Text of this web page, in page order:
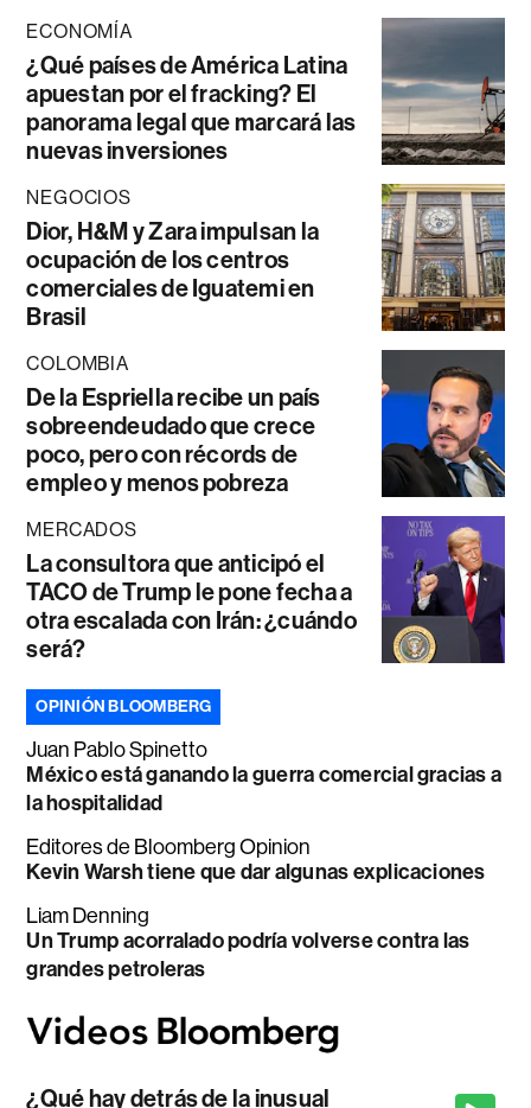
ECONOMÍA
¿Qué países de América Latina
apuestan por el fracking? El
panorama legal que marcará las
nuevas inversiones
NEGOCIOS
Dior, H&M y Zara impulsan la
ocupación de los centros
comerciales de Iguatemi en
Brasil
COLOMBIA
De la Espriella recibe un país
sobreendeudado que crece
poco, pero con récords de
empleo y menos pobreza
MERCADOS
La consultora que anticipó el
TACO de Trump le pone fecha a
otra escalada con Irán: ¿cuándo
será?
OPINIÓN BLOOMBERG
Juan Pablo Spinetto
México está ganando la guerra comercial gracias a
la hospitalidad
Editores de Bloomberg Opinion
Kevin Warsh tiene que dar algunas explicaciones
Liam Denning
Un Trump acorralado podría volverse contra las
grandes petroleras
¿Qué hay detrás de la inusual